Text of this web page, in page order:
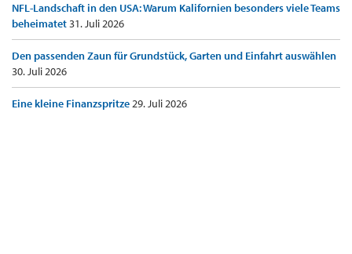
NFL-Landschaft in den USA: Warum Kalifornien besonders viele Teams
beheimatet31. Juli 2026
Den passenden Zaun für Grundstück, Garten und Einfahrt auswählen
30. Juli 2026
Eine kleine Finanzspritze29. Juli 2026